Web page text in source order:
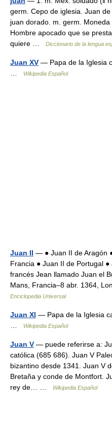
germ. Cepo de iglesia. Juan
juan dorado. m. germ.
Hombre apocado que se
quiere …
Diccionario de la lengua
Juan XV — Papa de la Iglesia
Wikipedia Español
Juan II — ● Juan II de Aragón
Francia ● Juan II de Portugal
francés Jean llamado Juan el
Mans, Francia–8 abr. 1364,
Enciclopedia Universal
Juan XI — Papa de la Iglesia
Wikipedia Español
Juan V — puede referirse a:
católica (685 686). Juan V
bizantino desde 1341. Juan V
Bretaña y conde de Montfort.
rey de… …
Wikipedia Español